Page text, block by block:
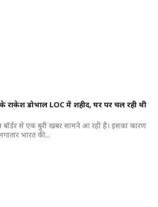
राकेश डोभाल LOC में शहीद, घर पर चल रही थी
बॉर्डर से एक बुरी खबर सामने आ रही है। इसका कारण
भारत की...